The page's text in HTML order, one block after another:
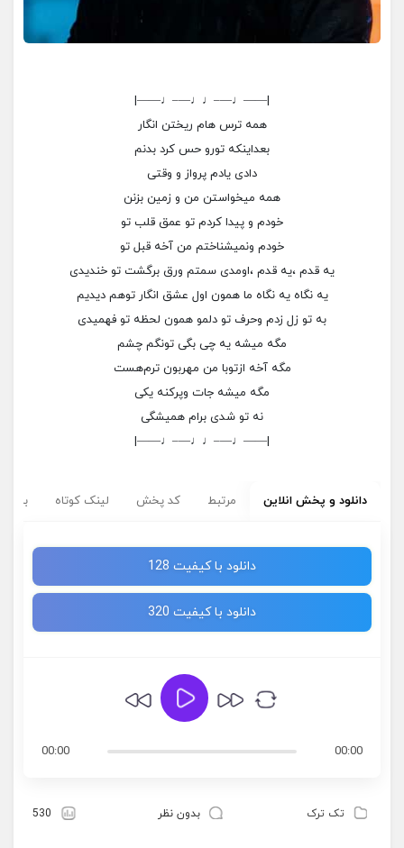
|——♩—–♩♩—–♩——|
همه ترس هام ریختن انگار
بعداینکه تورو حس کرد بدنم
دادی یادم پرواز و وقتی
همه میخواستن من و زمین بزنن
خودم و پیدا کردم تو عمق قلب تو
خودم و‌نمیشناختم من آخه قبل تو
یه قدم ،یه قدم ،اومدی سمتم ورق برگشت تو خندیدی
یه نگاه یه نگاه ما همون اول عشق انگار توهم دیدیم
به تو زل زدم وحرف تو دلمو همون لحظه تو فهمیدی
مگه میشه یه چی بگی تونگم چشم
مگه آخه ازتو‌با من مهربون ترم‌هست
مگه میشه جات و‌پر‌کنه یکی
نه تو شدی برام همیشگی
|——♩—–♩♩—–♩——|
دانلود و پخش انلاین مرتبط کد پخش لینک کوتاه
دانلود با کیفیت 128
دانلود با کیفیت 320
00:00
00:00
تک ترک بدون نظر 530